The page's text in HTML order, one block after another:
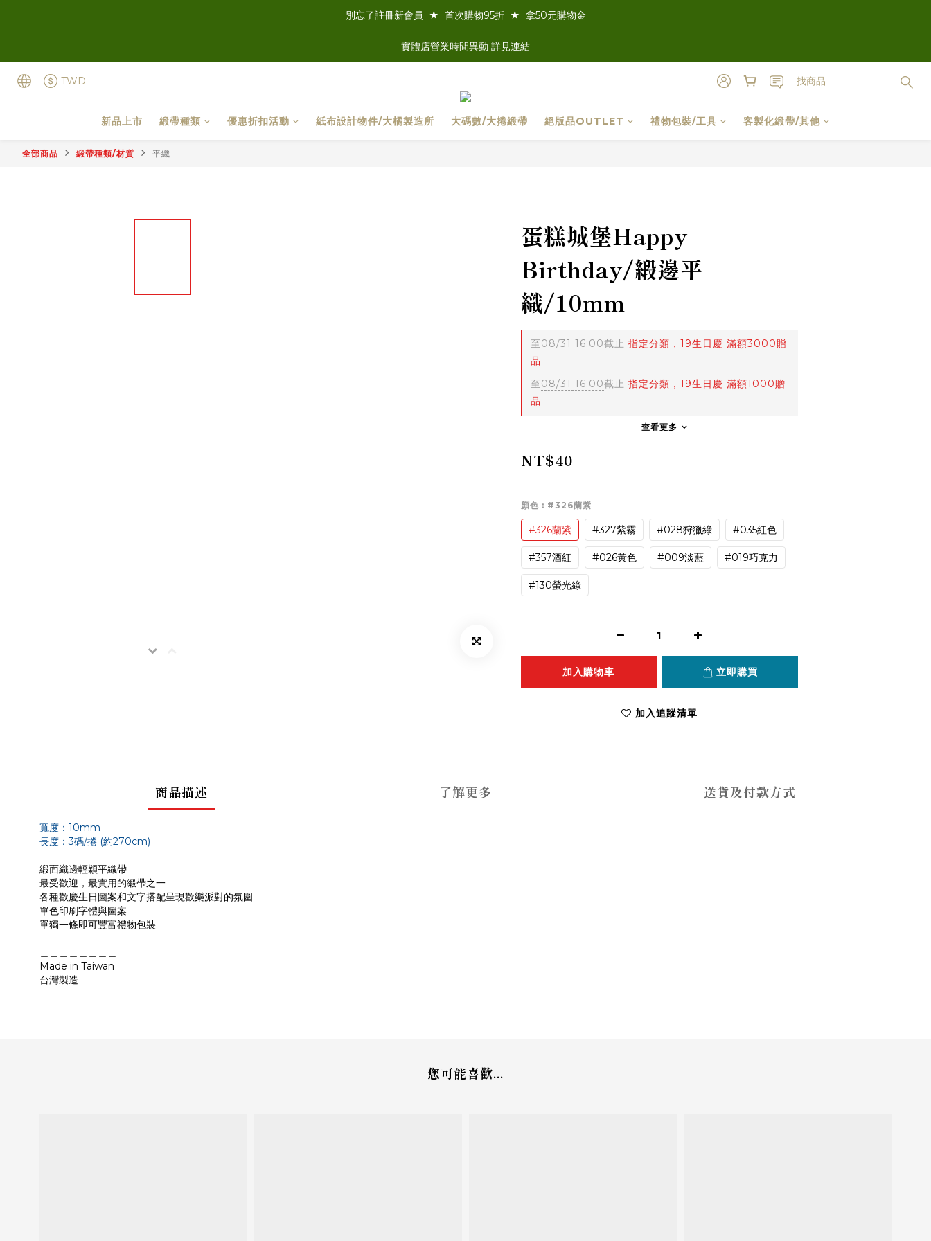
別忘了註冊新會員  ★  首次購物95折  ★  拿50元購物金
實體店營業時間異動 詳見連結
TWD
新品上市 緞帶種類 優惠折扣活動 紙布設計物件/大橘製造所 大碼數/大捲緞帶 絕版品OUTLET 禮物包裝/工具 客製化緞帶/其他
全部商品 緞帶種類/材質 平織
蛋糕城堡Happy
Birthday/緞邊平
織/10mm
至08/31 16:00截止 指定分類，19生日慶 滿額3000贈
品
至08/31 16:00截止 指定分類，19生日慶 滿額1000贈
品
查看更多
NT$40
顏色 : #326蘭紫
#326蘭紫 #327紫霧 #028狩獵綠 #035紅色
#357酒紅 #026黃色 #009淡藍 #019巧克力
#130螢光綠
加入購物車 立即購買
加入追蹤清單
商品描述 了解更多 送貨及付款方式
寬度：10mm
長度：3碼/捲 (約270cm)
緞面織邊輕穎平織帶
最受歡迎，最實用的緞帶之一
各種歡慶生日圖案和文字搭配呈現歡樂派對的氛圍
單色印刷字體與圖案
單獨一條即可豐富禮物包裝
Made in Taiwan
台灣製造
您可能喜歡...